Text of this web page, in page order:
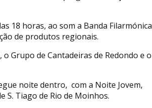
18 horas, ao som a Banda Filarmónica
de produtos regionais.
Grupo de Cantadeiras de Redondo e o
noite dentro, com a Noite Jovem,
S. Tiago de Rio de Moinhos.